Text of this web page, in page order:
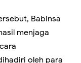
Babinsa
menjaga
oleh para